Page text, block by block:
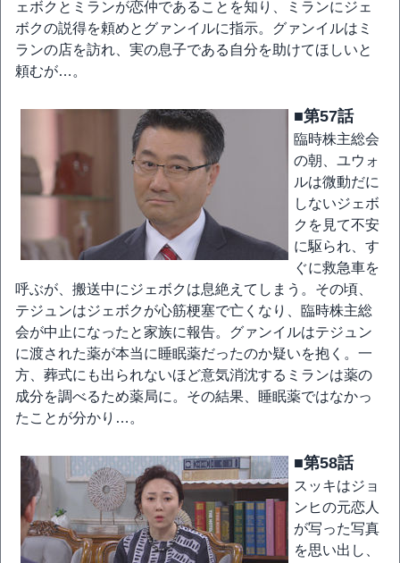
ェボクとミランが恋仲であることを知り、ミランにジェ
ボクの説得を頼めとグァンイルに指示。グァンイルはミ
ランの店を訪れ、実の息子である自分を助けてほしいと
頼むが…。
■第57話
臨時株主総会
の朝、ユウォ
ルは微動だに
しないジェボ
クを見て不安
に駆られ、す
ぐに救急車を
呼ぶが、搬送中にジェボクは息絶えてしまう。その頃、
テジュンはジェボクが心筋梗塞で亡くなり、臨時株主総
会が中止になったと家族に報告。グァンイルはテジュン
に渡された薬が本当に睡眠薬だったのか疑いを抱く。一
方、葬式にも出られないほど意気消沈するミランは薬の
成分を調べるため薬局に。その結果、睡眠薬ではなかっ
たことが分かり…。
■第58話
スッキはジョ
ンヒの元恋人
が写った写真
を思い出し、